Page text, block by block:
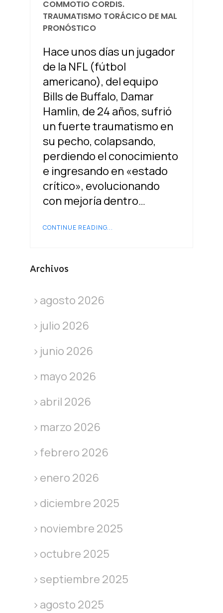
COMMOTIO CORDIS.
TRAUMATISMO TORÁCICO DE MAL
PRONÓSTICO
Hace unos días un jugador
de la NFL (fútbol
americano), del equipo
Bills de Buffalo, Damar
Hamlin, de 24 años, sufrió
un fuerte traumatismo en
su pecho, colapsando,
perdiendo el conocimiento
e ingresando en «estado
crítico», evolucionando
con mejoría dentro…
CONTINUE READING...
Archivos
agosto 2026
julio 2026
junio 2026
mayo 2026
abril 2026
marzo 2026
febrero 2026
enero 2026
diciembre 2025
noviembre 2025
octubre 2025
septiembre 2025
agosto 2025